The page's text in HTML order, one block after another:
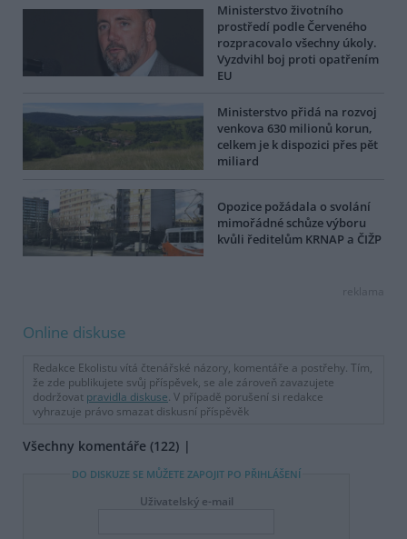
Ministerstvo životního
prostředí podle Červeného
rozpracovalo všechny úkoly.
Vyzdvihl boj proti opatřením
EU
Ministerstvo přidá na rozvoj
venkova 630 milionů korun,
celkem je k dispozici přes pět
miliard
Opozice požádala o svolání
mimořádné schůze výboru
kvůli ředitelům KRNAP a ČIŽP
reklama
Online diskuse
Redakce Ekolistu vítá čtenářské názory, komentáře a postřehy. Tím,
že zde publikujete svůj příspěvek, se ale zároveň zavazujete
dodržovat pravidla diskuse. V případě porušení si redakce
vyhrazuje právo smazat diskusní příspěvěk
Všechny komentáře (122)
DO DISKUZE SE MŮŽETE ZAPOJIT PO PŘIHLÁŠENÍ
Uživatelský e-mail